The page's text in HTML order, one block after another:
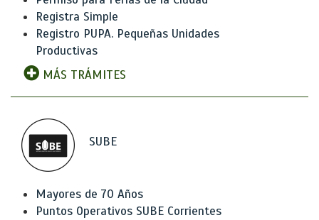
Registra Simple
Registro PUPA. Pequeñas Unidades
Productivas
MÁS TRÁMITES
SUBE
Mayores de 70 Años
Puntos Operativos SUBE Corrientes